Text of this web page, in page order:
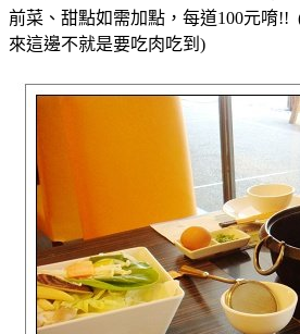
前菜、甜點如需加點，每道100元唷!!
來這邊不就是要吃肉吃到)